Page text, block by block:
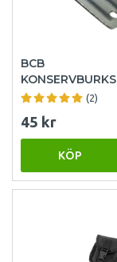
BCB
(2)
45 kr
KÖP